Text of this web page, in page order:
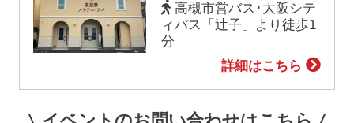
高槻市営バス･大阪シテ
ィバス「辻子」より徒歩1
分
詳細はこちら